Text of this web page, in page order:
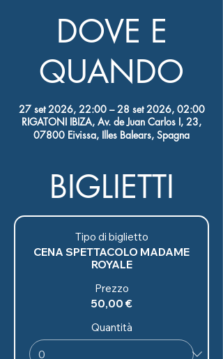
DOVE E
QUANDO
27 set 2026, 22:00 – 28 set 2026, 02:00
RIGATONI IBIZA, Av. de Juan Carlos I, 23,
07800 Eivissa, Illes Balears, Spagna
BIGLIETTI
Tipo di biglietto
CENA SPETTACOLO MADAME
ROYALE
Prezzo
50,00 €
Quantità